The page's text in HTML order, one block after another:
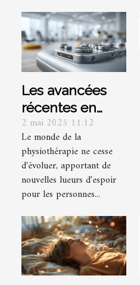
Les avancées
récentes en
physiothérapie
pour les
douleurs
chroniques
2 mai 2025 11:12
Le monde de la
physiothérapie ne cesse
d'évoluer, apportant de
nouvelles lueurs d'espoir
pour les personnes...